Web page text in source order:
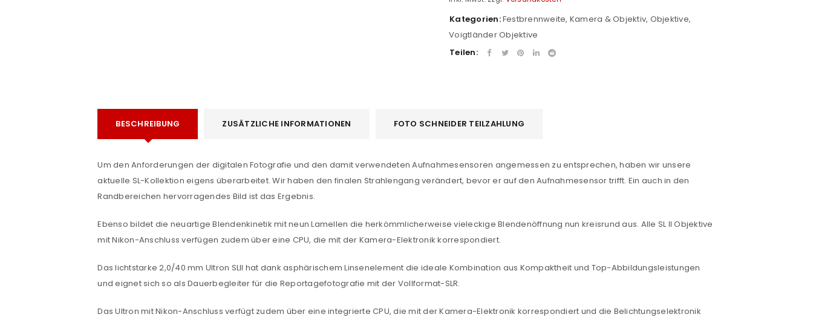
ANMELDEN
Benutzername oder E-Mail-Adresse
Passwort *
E-Mail-Adresse *
Ein Link zum Erstellen eines neuen Passworts wird an deine E-
Kategorien:Festbrennweite, Kamera & Objektiv, Objektive,
Voigtländer Objektive
Teilen:
BESCHREIBUNG ZUSÄTZLICHE INFORMATIONEN FOTO SCHNEIDER TEILZAHLUNG
Um den Anforderungen der digitalen Fotografie und den damit verwendeten Aufnahmesensoren angemessen zu entsprechen, haben wir unsere
aktuelle SL-Kollektion eigens überarbeitet. Wir haben den finalen Strahlengang verändert, bevor er auf den Aufnahmesensor trifft. Ein auch in den
Randbereichen hervorragendes Bild ist das Ergebnis.
Ebenso bildet die neuartige Blendenkinetik mit neun Lamellen die herkömmlicherweise vieleckige Blendenöffnung nun kreisrund aus. Alle SL II Objektive
mit Nikon-Anschluss verfügen zudem über eine CPU, die mit der Kamera-Elektronik korrespondiert.
Das lichtstarke 2,0/40 mm Ultron SLII hat dank asphärischem Linsenelement die ideale Kombination aus Kompaktheit und Top-Abbildungsleistungen
und eignet sich so als Dauerbegleiter für die Reportagefotografie mit der Vollformat-SLR.
Das Ultron mit Nikon-Anschluss verfügt zudem über eine integrierte CPU, die mit der Kamera-Elektronik korrespondiert und die Belichtungselektronik